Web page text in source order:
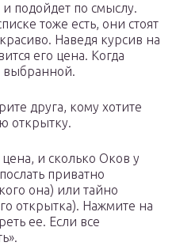
и подойдет по смыслу.
тоже есть, они стоят
Наведя курсив на
его цена. Когда
выбранной.
друга, кому хотите
открытку.
и сколько Оков у
приватно
она) или тайно
открытка). Нажмите на
ее. Если все